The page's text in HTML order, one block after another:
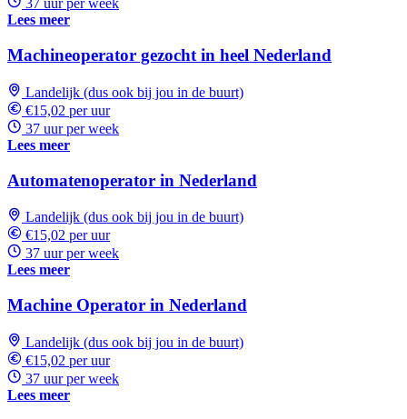
37 uur per week
Lees meer
Machineoperator gezocht in heel Nederland
Landelijk (dus ook bij jou in de buurt)
€15,02 per uur
37 uur per week
Lees meer
Automatenoperator in Nederland
Landelijk (dus ook bij jou in de buurt)
€15,02 per uur
37 uur per week
Lees meer
Machine Operator in Nederland
Landelijk (dus ook bij jou in de buurt)
€15,02 per uur
37 uur per week
Lees meer